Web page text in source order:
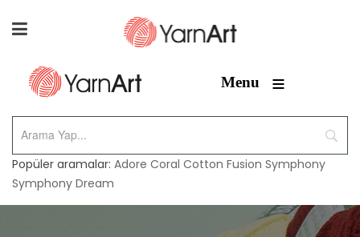
Menu ≡
Popüler aramalar: Adore Coral Cotton Fusion Symphony
Symphony Dream